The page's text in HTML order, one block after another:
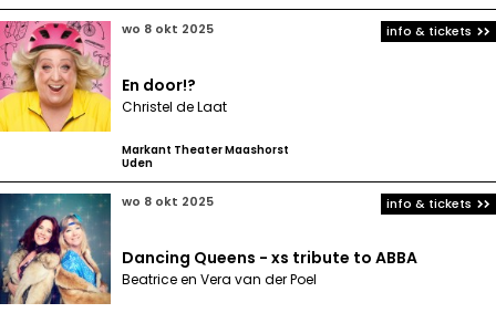
wo 8 okt 2025
En door!?
Christel de Laat
Markant Theater Maashorst
Uden
info & tickets
wo 8 okt 2025
Dancing Queens - xs tribute to ABBA
Beatrice en Vera van der Poel
info & tickets